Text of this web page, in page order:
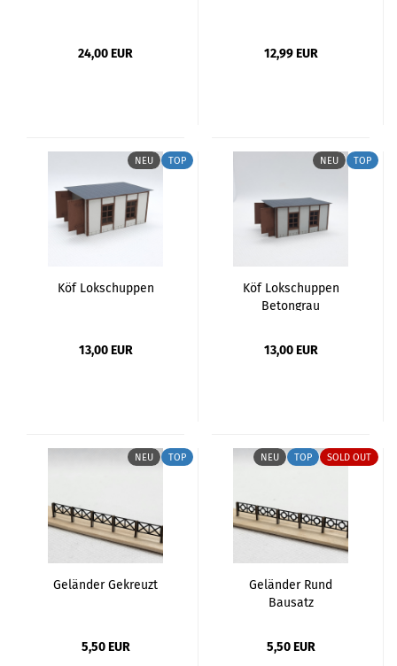
24,00 EUR 12,99 EUR
NEU TOP
Köf Lokschuppen
13,00 EUR
NEU TOP
Köf Lokschuppen
Betongrau
13,00 EUR
NEU TOP
Geländer Gekreuzt
5,50 EUR
NEU TOP SOLD OUT
Geländer Rund
Bausatz
5,50 EUR